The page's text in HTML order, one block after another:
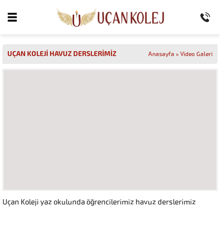
UÇAN KOLEJİ HAVUZ DERSLERİMİZ Anasayfa » Video Galeri
Uçan Koleji yaz okulunda öğrencilerimiz havuz derslerimiz